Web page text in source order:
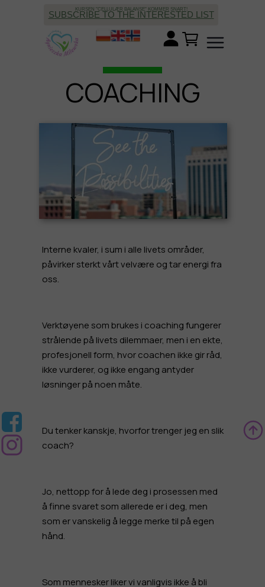
KURSEN "CELLULÆR BALANSE" KOMMER SNART!
SUBSCRIBE TO THE INTERESTED LIST
COACHING
Interne kvaler, i sum i alle livets områder,
påvirker sterkt vårt velvære og tar energi fra
oss.
Verktøyene som brukes i coaching fungerer
strålende på livets dilemmaer, men i en ekte,
profesjonell form, hvor coachen ikke gir råd,
ikke vurderer, og ikke engang antyder
løsninger på noen måte.
Du tenker kanskje, hvorfor trenger jeg en slik
coach?
Jo, nettopp for å lede deg i prosessen med
å finne svaret som allerede er i deg, men
som er vanskelig å legge merke til på egen
hånd.
Som mennesker liker vi vanligvis ikke å bli